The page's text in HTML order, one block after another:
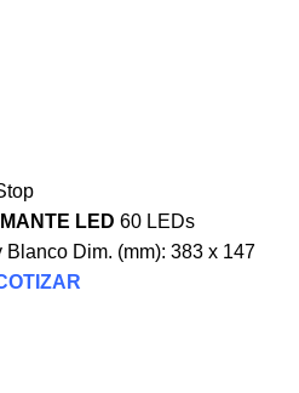
LED 60 LEDs
Dim. (mm): 383 x 147